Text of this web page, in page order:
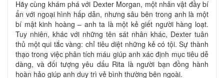
Hãy cùng khám phá với Dexter Morgan, một nhân vật đầy bí
ẩn với ngoại hình hấp dẫn, nhưng sâu bên trong anh là một
bí mật kinh hoàng – anh ta là một kẻ giết người hàng loạt.
Tuy nhiên, khác với những tên sát nhân khác, Dexter tuân
thủ một qui tắc vàng: chỉ tiêu diệt những kẻ có tội. Sự thành
thạo trong việc phân tích máu giúp anh xác định mục tiêu dễ
dàng, và đối tượng yêu dấu Rita là người bạn đồng hành
hoàn hảo giúp anh duy trì vẻ bình thường bên ngoài.